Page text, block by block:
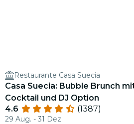
Restaurante Casa Suecia
Casa Suecia: Bubble Brunch
Cocktail und DJ Option
4.6
(1387)
29 Aug. - 31 Dez.